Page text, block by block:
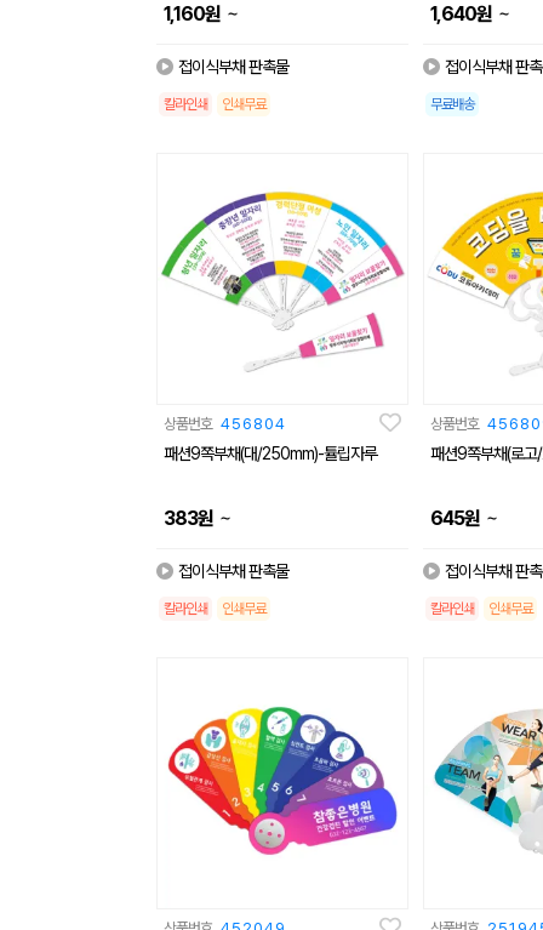
1,160원 ~
접이식부채 판촉물
칼라인쇄 인쇄무료
1,640원 ~
접이식부채 판
무료배송
상품번호 456804
패션9쪽부채(대/250mm)-튤립자루
383원 ~
접이식부채 판촉물
칼라인쇄 인쇄무료
상품번호
패션9쪽부채(로
645원 ~
접이식부채 판
칼라인쇄 인쇄무료